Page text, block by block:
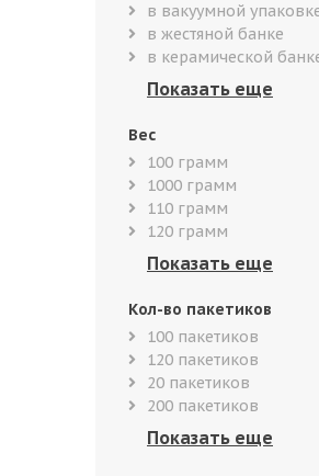
в вакуумной
в жестяной банке
в керамической
Вес
100 грамм
1000 грамм
110 грамм
120 грамм
Кол-во пакетиков
100 пакетиков
120 пакетиков
20 пакетиков
200 пакетиков